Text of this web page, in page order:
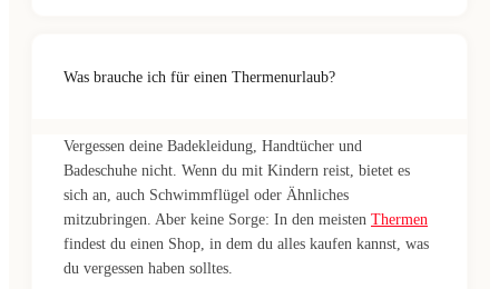
Was brauche ich für einen Thermenurlaub?
Vergessen deine Badekleidung, Handtücher und
Badeschuhe nicht. Wenn du mit Kindern reist, bietet es
sich an, auch Schwimmflügel oder Ähnliches
mitzubringen. Aber keine Sorge: In den meisten Thermen
findest du einen Shop, in dem du alles kaufen kannst, was
du vergessen haben solltes.